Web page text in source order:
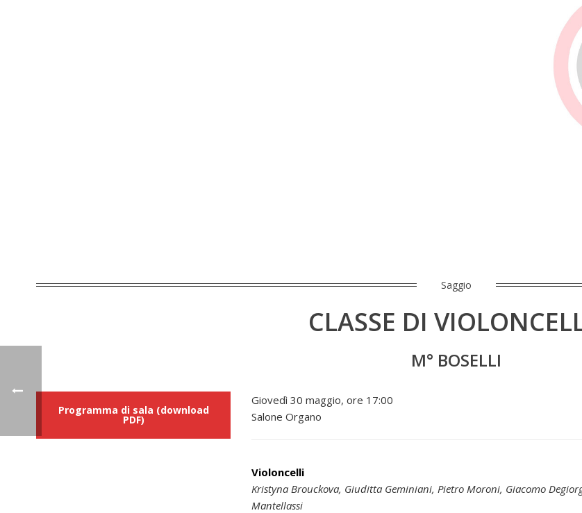
Saggio
CLASSE DI
M° BOSELLI
Programma di sala (download
PDF)
Giovedì 30 maggio, ore 17:00
Salone Organo
Violoncelli
Kristyna Brouckova, Giuditta Geminiani, Pietro Moroni, Giacomo
Mantellassi